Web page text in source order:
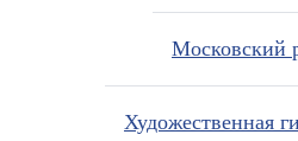
Художественная